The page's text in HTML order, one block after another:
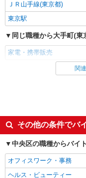
ＪＲ山手線(東京都)
東京駅
同じ職種から大手町(
家電・携帯販売
同じ雇用形態から大手
即日勤務OK
Web面接OK
ミドル（40代～）活躍中
語学力を活かせる（英語以
関
その他の条件でバ
中央区の職種からバイ
オフィスワーク・事務
ヘルス・ビューティー